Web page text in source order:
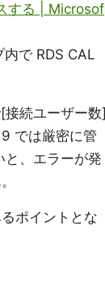
する | Microsof
で RDS CAL
接続ユーザー
では厳密に管
、エラーが発
ポイントとな